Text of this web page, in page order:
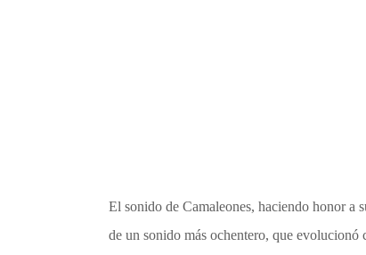
El sonido de Camaleones, haciendo honor a
de un sonido más ochentero, que